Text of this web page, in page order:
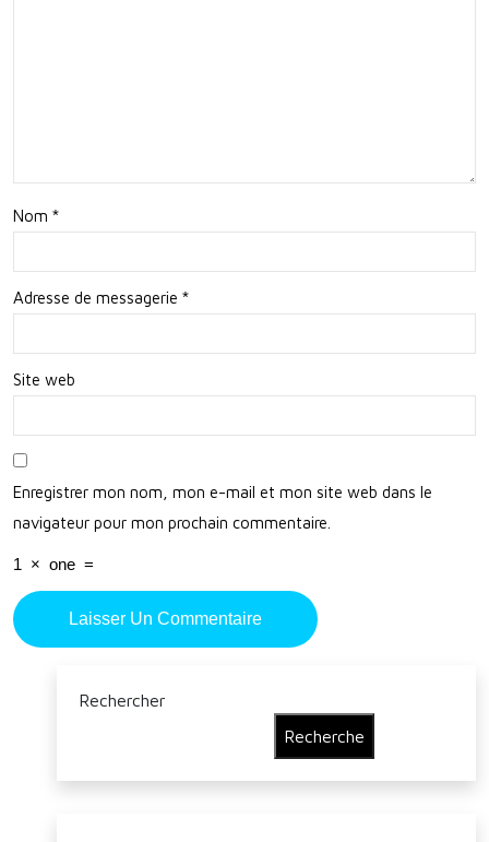
e
opé
enn
e
Nom *
Adresse de messagerie *
Site web
Enregistrer mon nom, mon e-mail et mon site web dans le
navigateur pour mon prochain commentaire.
1 × one =
Rechercher
Recherche